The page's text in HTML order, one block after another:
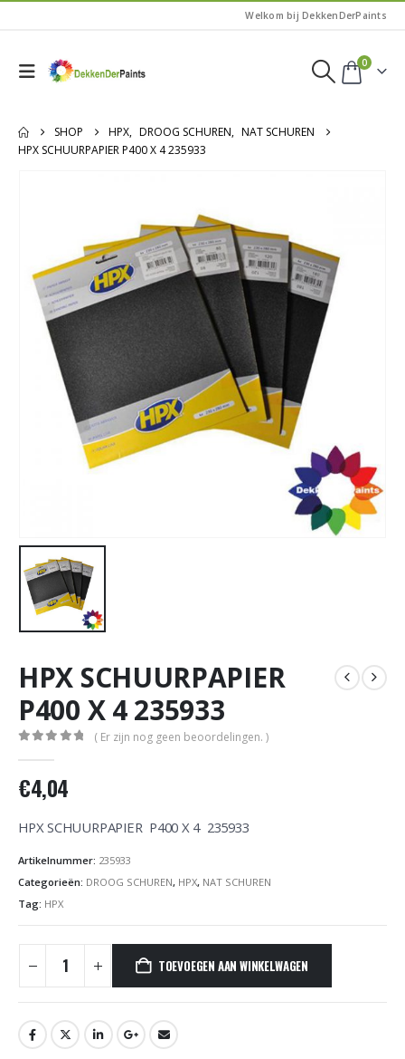
Welkom bij DekkenDerPaints
0
SHOP HPX, DROOG SCHUREN, NAT SCHUREN
HPX SCHUURPAPIER P400 X 4 235933
HPX SCHUURPAPIER
P400 X 4 235933
( Er zijn nog geen beoordelingen. )
€4,04
HPX SCHUURPAPIER P400 X 4 235933
Artikelnummer: 235933
Categorieën: DROOG SCHUREN, HPX, NAT SCHUREN
Tag: HPX
TOEVOEGEN AAN WINKELWAGEN